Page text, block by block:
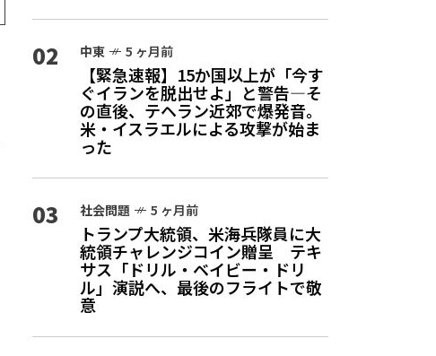
02 中東 5 ヶ月前
【緊急速報】15か国以上が「今す
ぐイランを脱出せよ」と警告—そ
の直後、テヘラン近郊で爆発音。
米・イスラエルによる攻撃が始ま
った
03 社会問題 5 ヶ月前
トランプ大統領、米海兵隊員に大
統領チャレンジコイン贈呈 テキ
サス「ドリル・ベイビー・ドリ
ル」演説へ、最後のフライトで敬
意